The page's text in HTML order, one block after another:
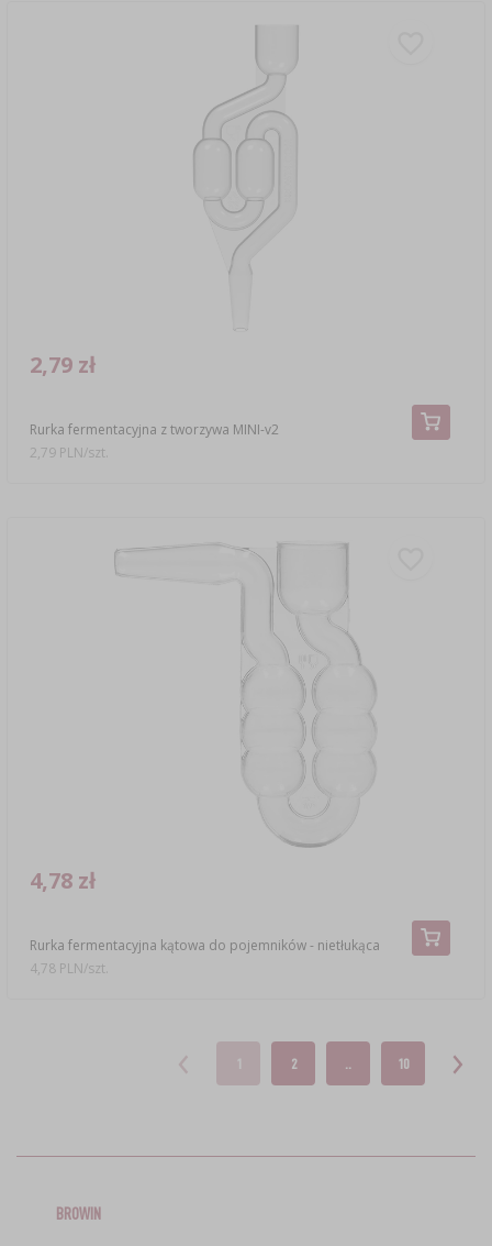
Rurka fermentacyjna z tworzywa MINI-v2
2,79 zł
2,79 PLN/szt.
Rurka fermentacyjna kątowa do pojemników - nietłukąca
4,78 zł
4,78 PLN/szt.
1 2 .. 10
BROWIN